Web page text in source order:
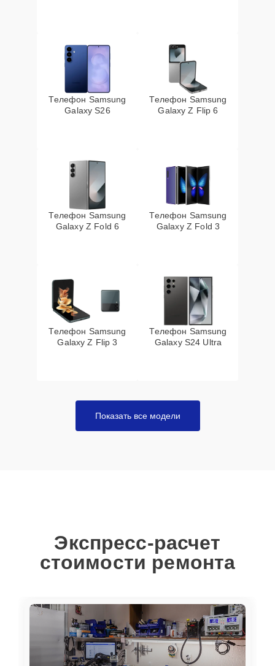
Телефон Samsung
Galaxy S26
Телефон Samsung
Galaxy Z Flip 6
Телефон Samsung
Galaxy Z Fold 6
Телефон Samsung
Galaxy Z Fold 3
Телефон Samsung
Galaxy Z Flip 3
Телефон Samsung
Galaxy S24 Ultra
Показать все модели
Экспресс-расчет
стоимости ремонта